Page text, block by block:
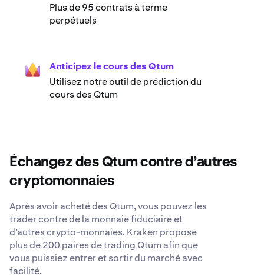
Plus de 95 contrats à terme
perpétuels
Anticipez le cours des Qtum
Utilisez notre outil de prédiction du
cours des Qtum
Échangez des Qtum contre d’autres
cryptomonnaies
Après avoir acheté des Qtum, vous pouvez les
trader contre de la monnaie fiduciaire et
d’autres crypto-monnaies. Kraken propose
plus de 200 paires de trading Qtum afin que
vous puissiez entrer et sortir du marché avec
facilité.